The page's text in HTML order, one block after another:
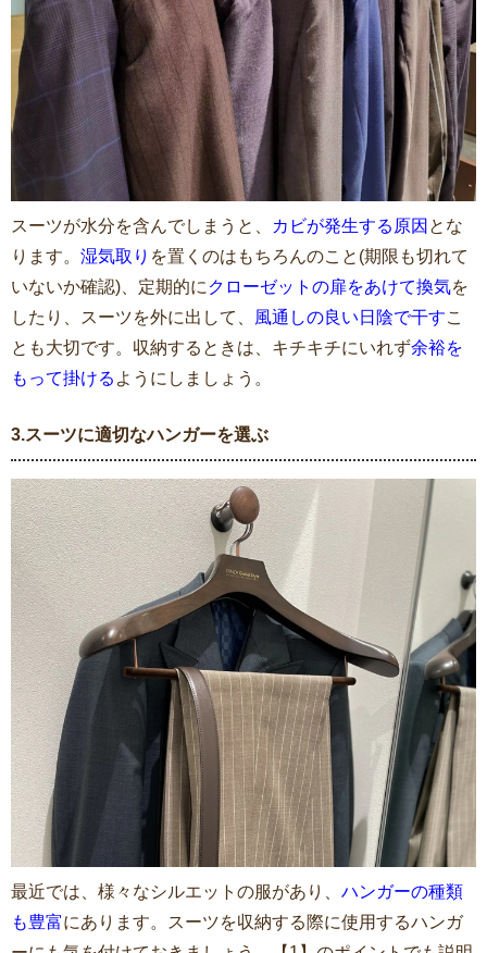
スーツが水分を含んでしまうと、 カビが発生する原因 とな
ります。 湿気取り を置くのはもちろんのこと(期限も切れて
いないか確認)、定期的に クローゼットの扉をあけて換気を
したり、スーツを外に出して、
風通しの良い日陰で干すこ
とも大切です。収納するときは、キチキチにいれず余裕を
もって掛ける ようにしましょう。
3.スーツに適切なハンガーを選ぶ
最近では、様々なシルエットの服があり、 ハンガーの種類
も豊富にあります。スーツを収納する際に使用するハンガ